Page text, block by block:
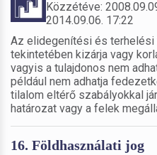
Közzétéve:
2014.09.06. 17:22
Az elidegenítési és terhelési
tekintetében kizárja vagy
vagyis a tulajdonos nem
például nem adhatja
tilalom eltérő szabályokkal
határozat vagy a felek
16. Földhasználati jog